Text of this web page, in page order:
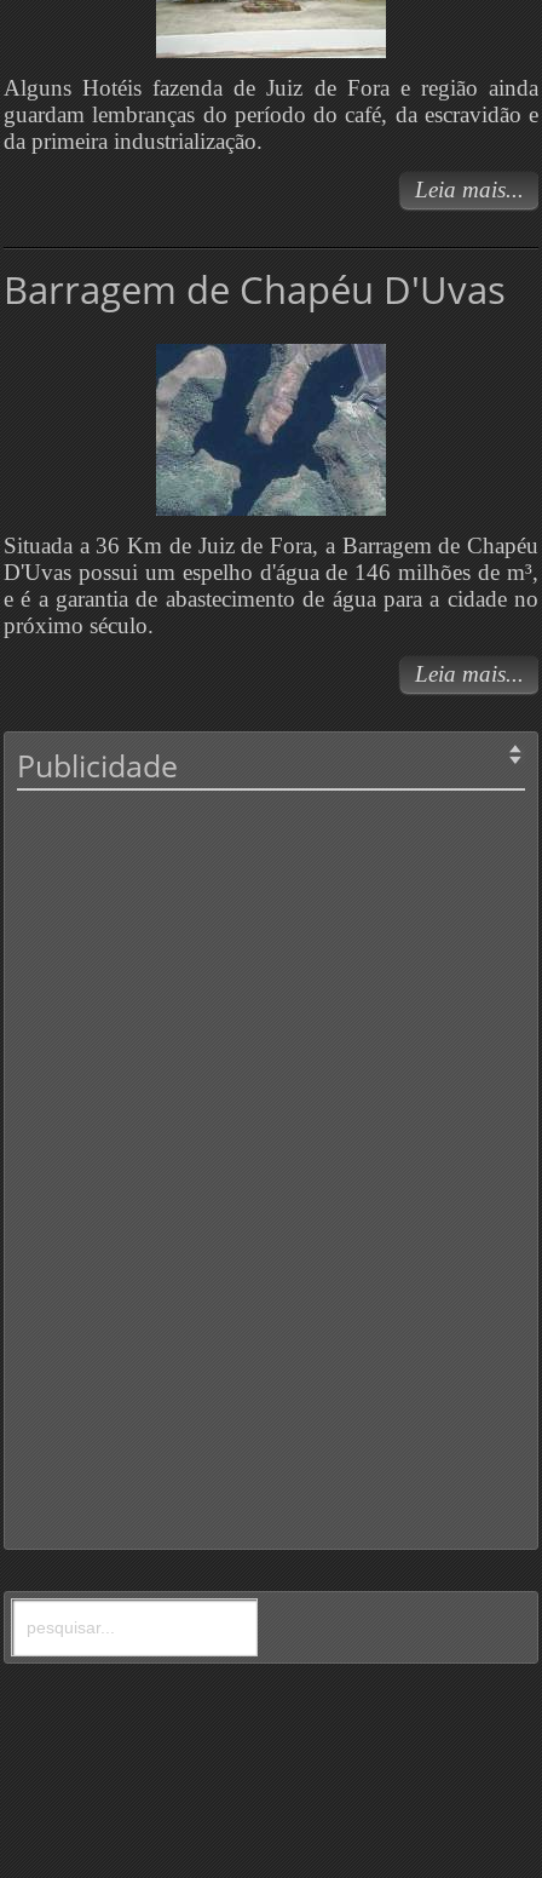
Alguns Hotéis fazenda de Juiz de Fora e região ainda
guardam lembranças do período do café, da escravidão e
da primeira industrialização.
Leia mais...
Barragem de Chapéu D'Uvas
Situada a 36 Km de Juiz de Fora, a Barragem de Chapéu
D'Uvas possui um espelho d'água de 146 milhões de m³,
e é a garantia de abastecimento de água para a cidade no
próximo século.
Leia mais...
Publicidade